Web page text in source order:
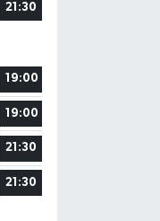
21:30
19:00
19:00
21:30
21:30